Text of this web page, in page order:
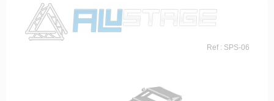
Ref : SPS-06